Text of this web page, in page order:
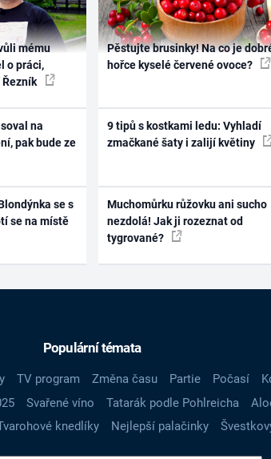
mému
o práci,
na
pak bude ze
se s
se na místě
Pěstujte brusinky! Na co je
hořce kyselé červené ovoce?
9 tipů s kostkami ledu: Vyhladí
zmačkané šaty i zalijí květiny
Muchomůrku růžovku ani sucho
nezdolá! Jak ji rozeznat od
tygrované?
Populární témata
TV program Změna času Partie Počasí
Svařené víno Tatarák podle Pohlreicha
knedlíky Nejlepší palačinky